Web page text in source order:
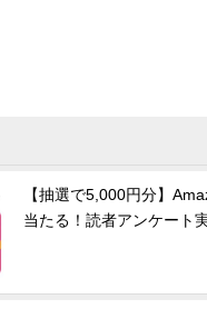
【抽選で5,000円分】
当たる！読者アンケート